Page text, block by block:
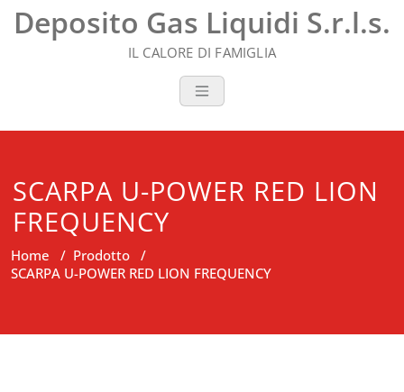
Deposito Gas Liquidi S.r.l.s.
IL CALORE DI FAMIGLIA
SCARPA U-POWER RED LION
FREQUENCY
Home / Prodotto /
SCARPA U-POWER RED LION FREQUENCY